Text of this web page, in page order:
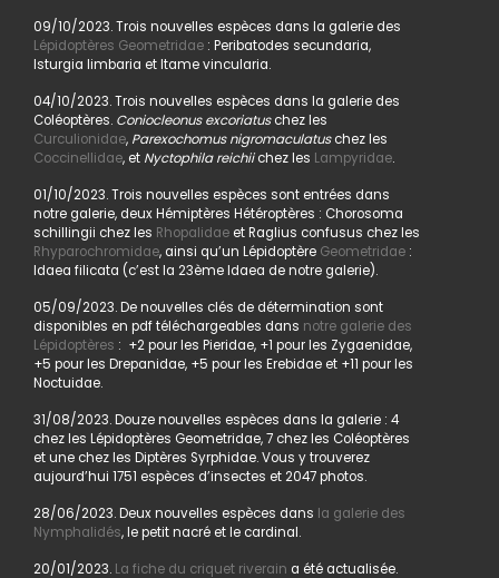
09/10/2023. Trois nouvelles espèces dans la galerie des
Lépidoptères Geometridae: Peribatodes secundaria,
Isturgia limbaria et Itame vincularia.
04/10/2023. Trois nouvelles espèces dans la galerie des
Coléoptères. Coniocleonus excoriatuschez les
Curculionidae, Parexochomus nigromaculatuschez les
Coccinellidae, et Nyctophila reichiichez les Lampyridae.
01/10/2023. Trois nouvelles espèces sont entrées dans
notre galerie, deux Hémiptères Hétéroptères : Chorosoma
schillingii chez les Rhopalidaeet Raglius confusus chez les
Rhyparochromidae, ainsi qu’un Lépidoptère Geometridae:
Idaea filicata (c’est la 23ème Idaea de notre galerie).
05/09/2023. De nouvelles clés de détermination sont
disponibles en pdf téléchargeables dans notre galerie des
Lépidoptères : +2 pour les Pieridae, +1 pour les Zygaenidae,
+5 pour les Drepanidae, +5 pour les Erebidae et +11 pour les
Noctuidae.
31/08/2023. Douze nouvelles espèces dans la galerie : 4
chez les Lépidoptères Geometridae, 7 chez les Coléoptères
et une chez les Diptères Syrphidae. Vous y trouverez
aujourd’hui 1751 espèces d’insectes et 2047 photos.
28/06/2023. Deux nouvelles espèces dans la galerie des
Nymphalidés, le petit nacré et le cardinal.
20/01/2023. La fiche du criquet riverain a été actualisée.